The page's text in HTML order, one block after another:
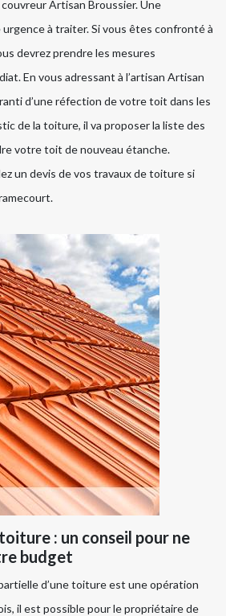
Artisan Broussier. Une
à traiter. Si vous êtes confronté à
devrez prendre les mesures
En vous adressant à l’artisan Artisan
d’une réfection de votre toit dans les
de la toiture, il va proposer la liste des
votre toit de nouveau étanche.
un devis de vos travaux de toiture si
: un conseil pour ne
budget
d’une toiture est une opération
il est possible pour le propriétaire de